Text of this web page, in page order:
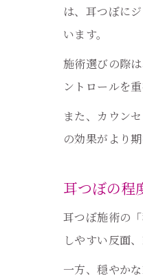
は、耳つぼに
います。
施術選びの際
ントロールを
また、カウン
の効果がより期
耳つぼの程
耳つぼ施術の
しやすい反面
一方、穏やか